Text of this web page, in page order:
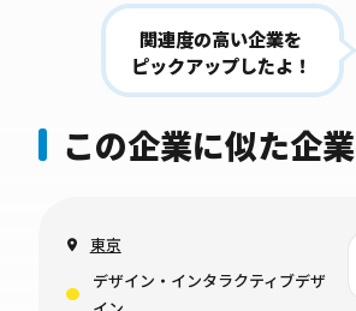
この企業に似た企業
関連度の高い企業を
ピックアップしたよ！
東京
デザイン・インタラクティブデザ